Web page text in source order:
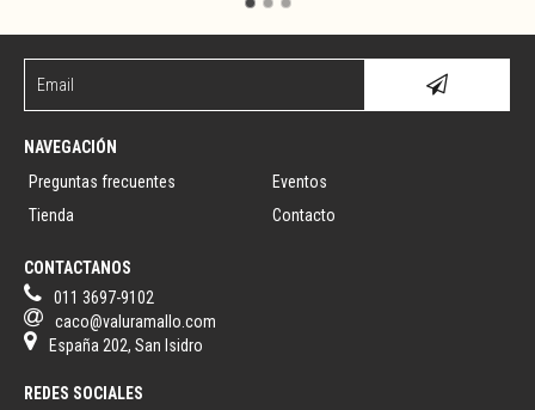
NAVEGACIÓN
Preguntas frecuentes
Eventos
Tienda
Contacto
CONTACTANOS
011 3697-9102
caco@valuramallo.com
España 202, San Isidro
REDES SOCIALES